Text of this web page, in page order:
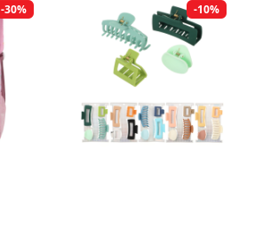
-30% -10%